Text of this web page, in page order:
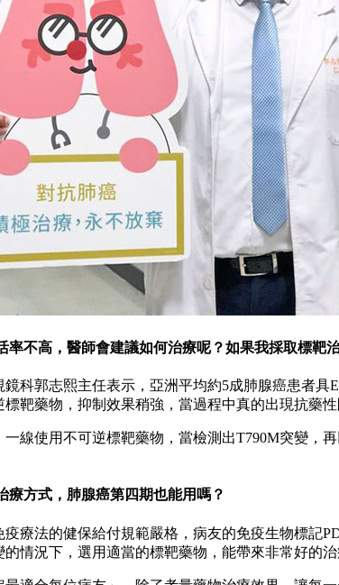
率不高，醫師會建議如何治療呢？如果我採取標靶
科郭志熙主任表示，亞洲平均約5成肺腺癌患者
靶藥物，抑制效果稍強，當過程中真的出現抗藥
一線使用不可逆標靶藥物，當檢測出T790M突變，
療方式，肺腺癌第四期也能用嗎？
療法的健保給付規範嚴格，病友的免疫生物標記
情況下，選用適當的標靶藥物，能帶來非常好的